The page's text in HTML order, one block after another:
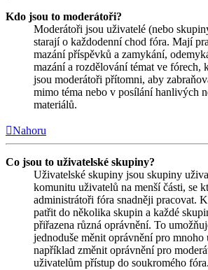
Kdo jsou to moderátoři?
Moderátoři jsou uživatelé (nebo
starají o každodenní chod fóra. Mají
mazání příspěvků a zamykání,
mazání a rozdělování témat ve fórech,
jsou moderátoři přítomni, aby
mimo téma nebo v posílání hanlivých
materiálů.
Nahoru
Co jsou to uživatelské skupiny?
Uživatelské skupiny jsou skupiny
komunitu uživatelů na menší části, se
administrátoři fóra snadněji pracovat.
patřit do několika skupin a každé
přiřazena různá oprávnění. To
jednoduše měnit oprávnění pro mnoho
například změnit oprávnění pro
uživatelům přístup do soukromého fóra.